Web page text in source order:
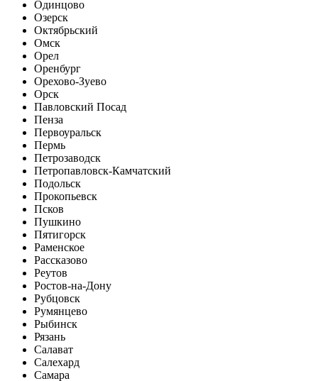
Одинцово
Озерск
Октябрьский
Омск
Орел
Оренбург
Орехово-Зуево
Орск
Павловский Посад
Пенза
Первоуральск
Пермь
Петрозаводск
Петропавловск-Камчатский
Подольск
Прокопьевск
Псков
Пушкино
Пятигорск
Раменское
Рассказово
Реутов
Ростов-на-Дону
Рубцовск
Румянцево
Рыбинск
Рязань
Салават
Салехард
Самара